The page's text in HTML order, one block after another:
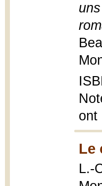
ont
Le
L.-